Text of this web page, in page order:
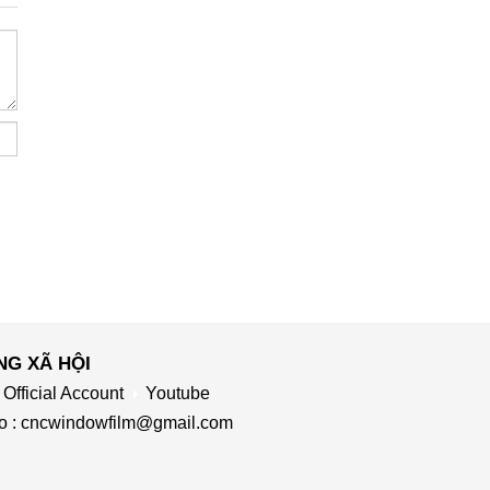
XÃ HỘI
Official Account
Youtube
: cncwindowfilm@gmail.com